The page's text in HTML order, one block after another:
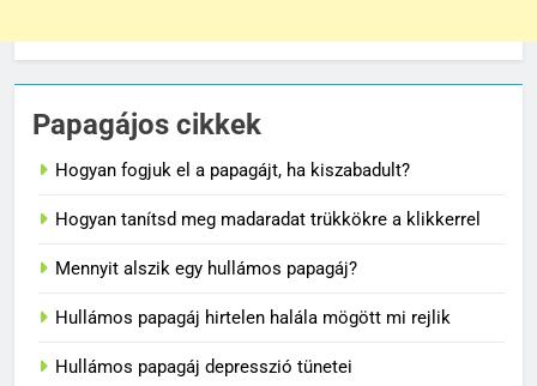
Papagájos cikkek
Hogyan fogjuk el a papagájt, ha kiszabadult?
Hogyan tanítsd meg madaradat trükkökre a klikkerrel
Mennyit alszik egy hullámos papagáj?
Hullámos papagáj hirtelen halála mögött mi rejlik
Hullámos papagáj depresszió tünetei